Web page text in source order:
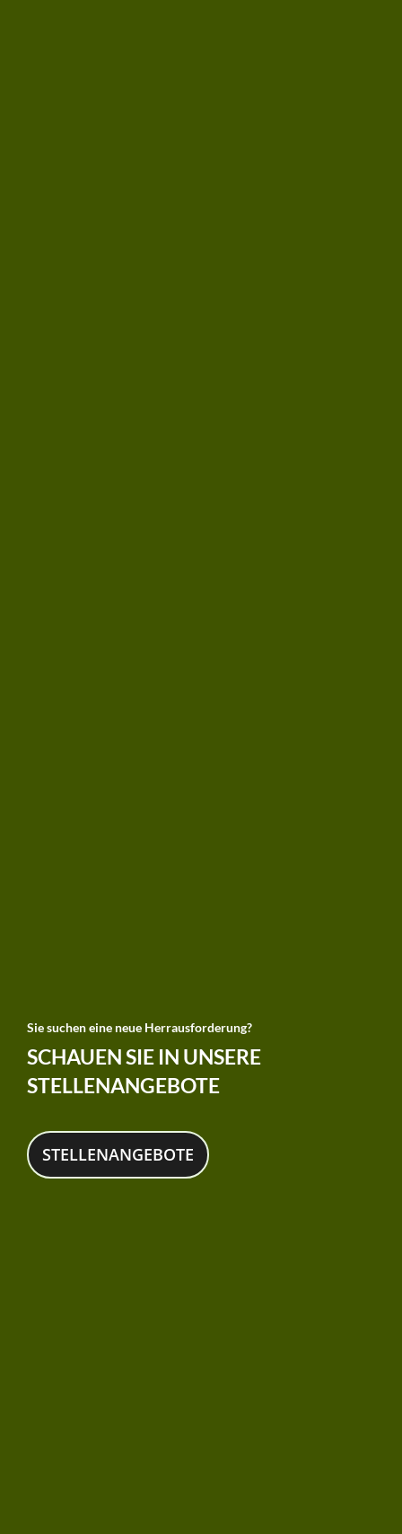
Sie suchen eine neue Herrausforderung?
SCHAUEN SIE IN UNSERE
STELLENANGEBOTE
STELLENANGEBOTE